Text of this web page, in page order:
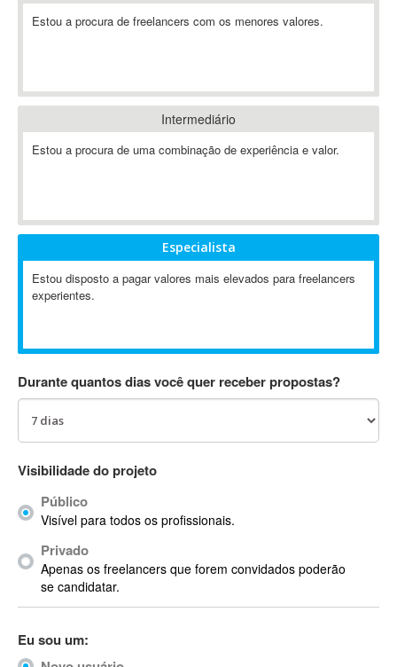
ABBYY FineReader
AbleCommerce
Ableton Push
Abstract Window Toolkit (AWT)
Absynth
ACARS
AccountMate
ACDSee
ACID Pro
ACPI
Acrobat
Acrobat X
Acronis
Actian
Actimize
ActionScript
Active Directory
Estou a procura de freelancers com os menores valores.
Intermediário
Estou a procura de uma combinação de experiência e valor.
Especialista
Estou disposto a pagar valores mais elevados para freelancers
experientes.
Durante quantos dias você quer receber propostas?
Visibilidade do projeto
Público
Visível para todos os profissionais.
Privado
Apenas os freelancers que forem convidados poderão
se candidatar.
Eu sou um: